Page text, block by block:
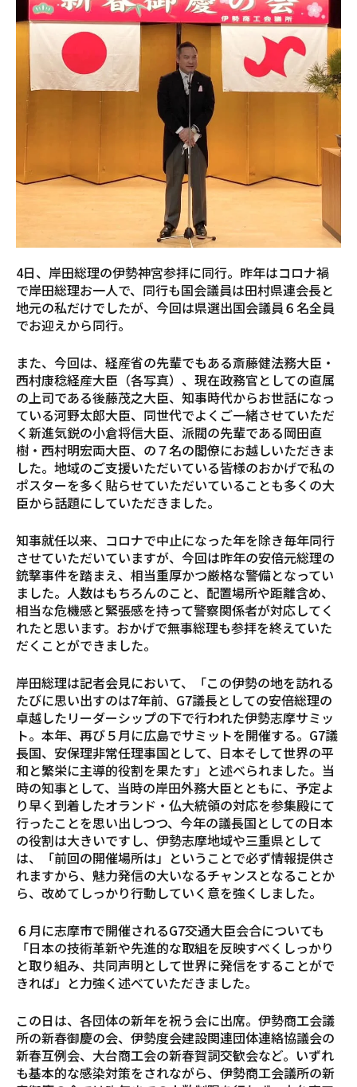
4日、岸田総理の伊勢神宮参拝に同行。昨年はコロナ禍
で岸田総理お一人で、同行も国会議員は田村県連会長と
地元の私だけでしたが、今回は県選出国会議員６名全員
でお迎えから同行。
また、今回は、経産省の先輩でもある斎藤健法務大臣・
西村康稔経産大臣（各写真）、現在政務官としての直属
の上司である後藤茂之大臣、知事時代からお世話になっ
ている河野太郎大臣、同世代でよくご一緒させていただ
く新進気鋭の小倉将信大臣、派閥の先輩である岡田直
樹・西村明宏両大臣、の７名の閣僚にお越しいただきま
した。地域のご支援いただいている皆様のおかげで私の
ポスターを多く貼らせていただいていることも多くの大
臣から話題にしていただきました。
知事就任以来、コロナで中止になった年を除き毎年同行
させていただいていますが、今回は昨年の安倍元総理の
銃撃事件を踏まえ、相当重厚かつ厳格な警備となってい
ました。人数はもちろんのこと、配置場所や距離含め、
相当な危機感と緊張感を持って警察関係者が対応してく
れたと思います。おかげで無事総理も参拝を終えていた
だくことができました。
岸田総理は記者会見において、「この伊勢の地を訪れる
たびに思い出すのは7年前、G7議長としての安倍総理の
卓越したリーダーシップの下で行われた伊勢志摩サミッ
ト。本年、再び５月に広島でサミットを開催する。G7議
長国、安保理非常任理事国として、日本そして世界の平
和と繁栄に主導的役割を果たす」と述べられました。当
時の知事として、当時の岸田外務大臣とともに、予定よ
り早く到着したオランド・仏大統領の対応を参集殿にて
行ったことを思い出しつつ、今年の議長国としての日本
の役割は大きいですし、伊勢志摩地域や三重県として
は、「前回の開催場所は」ということで必ず情報提供さ
れますから、魅力発信の大いなるチャンスとなることか
ら、改めてしっかり行動していく意を強くしました。
６月に志摩市で開催されるG7交通大臣会合についても
「日本の技術革新や先進的な取組を反映すべくしっかり
と取り組み、共同声明として世界に発信をすることがで
きれば」と力強く述べていただきました。
この日は、各団体の新年を祝う会に出席。伊勢商工会議
所の新春御慶の会、伊勢度会建設関連団体連絡協議会の
新春互例会、大台商工会の新春賀詞交歓会など。いずれ
も基本的な感染対策をされながら、伊勢商工会議所の新